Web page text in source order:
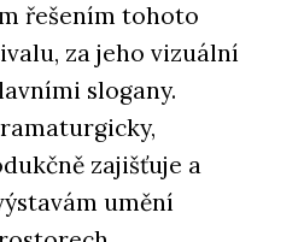
řešením tohoto
za jeho vizuální
slogany.
zajišťuje a
umění